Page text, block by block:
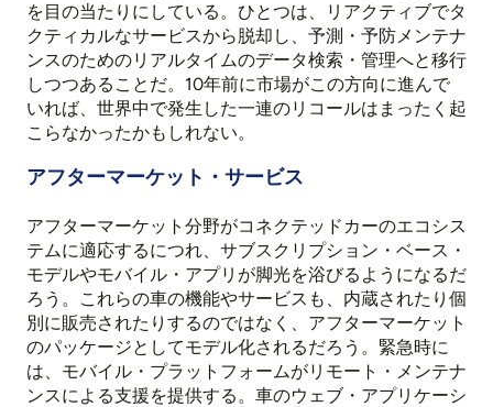
を目の当たりにしている。ひとつは、リアクティブでタ
クティカルなサービスから脱却し、予測・予防メンテナ
ンスのためのリアルタイムのデータ検索・管理へと移行
しつつあることだ。10年前に市場がこの方向に進んで
いれば、世界中で発生した一連のリコールはまったく起
こらなかったかもしれない。
アフターマーケット・サービス
アフターマーケット分野がコネクテッドカーのエコシス
テムに適応するにつれ、サブスクリプション・ベース・
モデルやモバイル・アプリが脚光を浴びるようになるだ
ろう。これらの車の機能やサービスも、内蔵されたり個
別に販売されたりするのではなく、アフターマーケット
のパッケージとしてモデル化されるだろう。緊急時に
は、モバイル・プラットフォームがリモート・メンテナ
ンスによる支援を提供する。車のウェブ・アプリケーシ